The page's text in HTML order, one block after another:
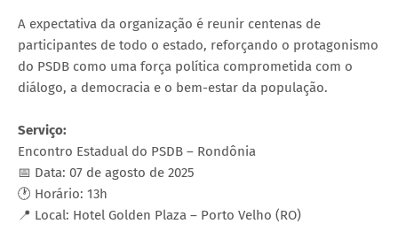
A expectativa da organização é reunir centenas de
participantes de todo o estado, reforçando o protagonismo
do PSDB como uma força política comprometida com o
diálogo, a democracia e o bem-estar da população.
Serviço:
Encontro Estadual do PSDB – Rondônia
📅 Data: 07 de agosto de 2025
🕐 Horário: 13h
📍 Local: Hotel Golden Plaza – Porto Velho (RO)